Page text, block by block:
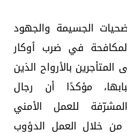
الجسيمة والجهود
في ضرب أوكار
بالأرواح الذين
مؤكدًا أن رجال
للعمل الأمني
خلال العمل الدؤوب